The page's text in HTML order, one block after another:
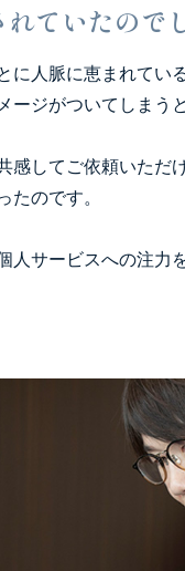
ていたので
人脈に恵まれてい
ジがついてしまう
してご依頼いただ
たのです。
人サービスへの注力